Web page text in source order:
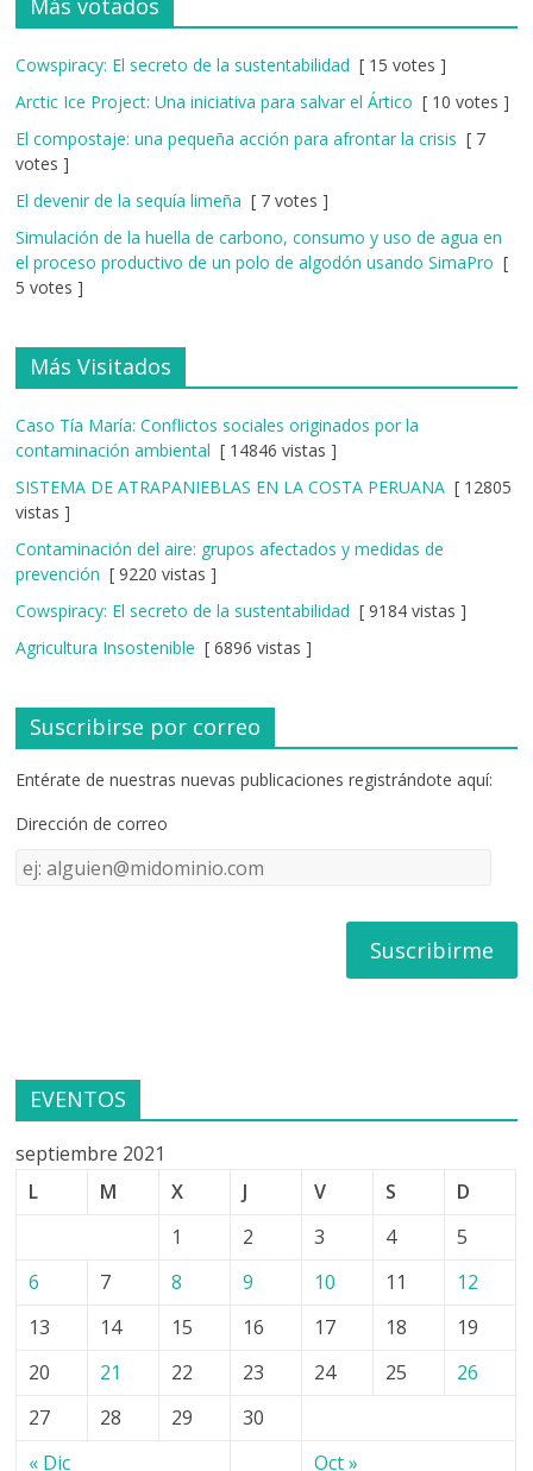
Más votados
Cowspiracy: El secreto de la sustentabilidad [ 15 votes ]
Arctic Ice Project: Una iniciativa para salvar el Ártico [ 10 votes ]
El compostaje: una pequeña acción para afrontar la crisis [ 7
votes ]
El devenir de la sequía limeña [ 7 votes ]
Simulación de la huella de carbono, consumo y uso de agua en
el proceso productivo de un polo de algodón usando SimaPro [
5 votes ]
Más Visitados
Caso Tía María: Conflictos sociales originados por la
contaminación ambiental [ 14846 vistas ]
SISTEMA DE ATRAPANIEBLAS EN LA COSTA PERUANA [ 12805
vistas ]
Contaminación del aire: grupos afectados y medidas de
prevención [ 9220 vistas ]
Cowspiracy: El secreto de la sustentabilidad [ 9184 vistas ]
Agricultura Insostenible [ 6896 vistas ]
Suscribirse por correo
Entérate de nuestras nuevas publicaciones registrándote aquí:
Dirección de correo
Dirección
de
EVENTOS
septiembre 2021
L
M X J V S D
« Dic Oct »
1 2 3 4
5
6
7 8 9 10 11
12
13
14 15 16 17 18
19
20
21 22 23 24 25
26
27
28 29 30